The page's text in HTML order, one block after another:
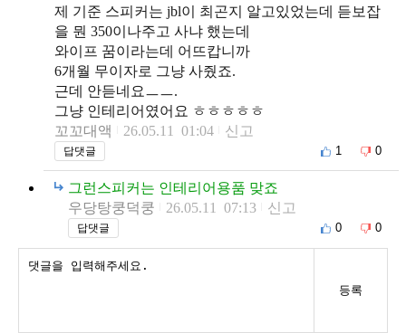
제 기준 스피커는 jbl이 최곤지 알고있었는데 듣보잡
을 뭔 350이나주고 사냐 했는데
와이프 꿈이라는데 어뜨캅니까
6개월 무이자로 그냥 사줬죠.
근데 안듣네요ㅡㅡ.
그냥 인테리어였어요 ㅎㅎㅎㅎㅎ
꼬꼬대액
26.05.11 01:04 신고
답댓글 1 0
그런스피커는 인테리어용품 맞죠
우당탕쿵덕쿵
26.05.11 07:13 신고
답댓글 0 0
등록